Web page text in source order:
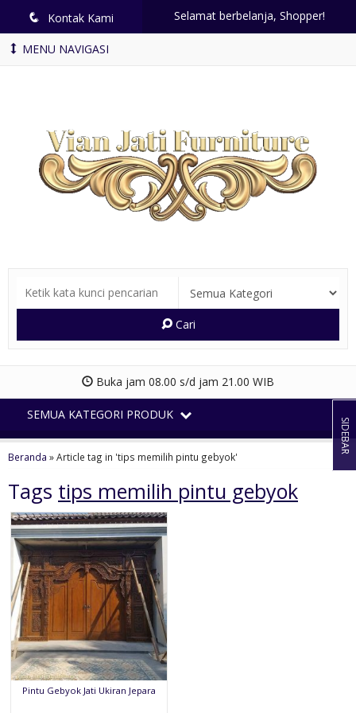
q Kontak Kami Selamat berbelanja, Shopper!
MENU NAVIGASI
Cari
Buka jam 08.00 s/d jam 21.00 WIB
SEMUA KATEGORI PRODUK
Beranda »Article tag in 'tips memilih pintu gebyok'
Tags tips memilih pintu gebyok
Pintu Gebyok Jati Ukiran Jepara
SIDEBAR